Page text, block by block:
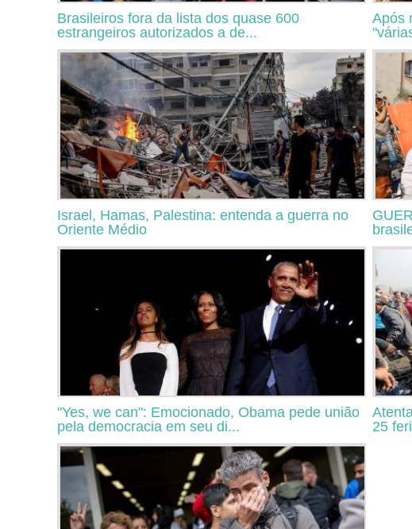
Brasileiros fora da lista dos quase 600
estrangeiros autorizados a de...
Após
Israel, Hamas, Palestina: entenda a guerra no
Oriente Médio
"Yes, we can": Emocionado, Obama pede união
pela democracia em seu di...
25